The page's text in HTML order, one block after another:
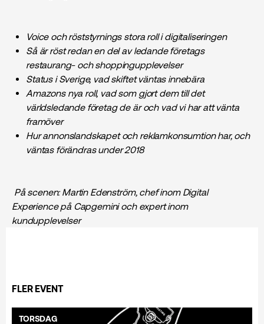
Voice och röststyrnings stora roll i digitaliseringen
Så är röst redan en del av ledande företags
restaurang- och shoppingupplevelser
Status i Sverige, vad skiftet väntas innebära
Amazons nya roll, vad som gjort dem till det
världsledande företag de är och vad vi har att vänta
framöver
Hur annonslandskapet och reklamkonsumtion har, och
väntas förändras under 2018
På scenen:Martin Edenström, chef inom Digital
Experience på Capgemini och expert inom
kundupplevelser
FLER EVENT
TORSDAG